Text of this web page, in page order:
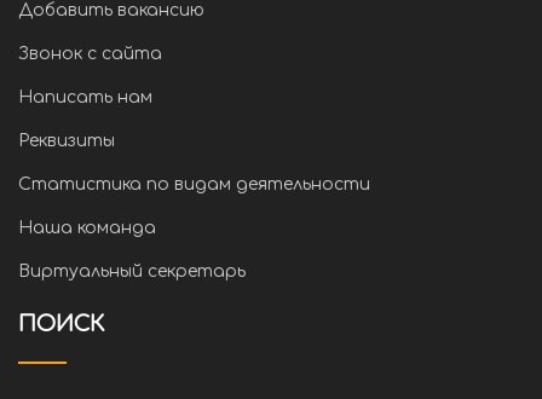
Добавить вакансию
Звонок с сайта
Написать нам
Реквизиты
Статистика по видам деятельности
Наша команда
Виртуальный секретарь
ПОИСК